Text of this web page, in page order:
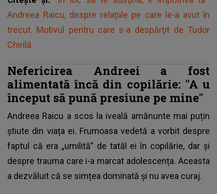
Andreea Raicu, despre relațiile pe care le-a avut în
trecut. Motivul pentru care s-a despărțit de Tudor
Chirilă
Nefericirea Andreei a fost
alimentată încă din copilărie: "A u
început să pună presiune pe mine"
Andreea Raicu a scos la iveală amănunte mai puțin
știute din viața ei. Frumoasa vedetă a vorbit despre
faptul că era „umilită” de tatăl ei în copilărie, dar și
despre trauma care i-a marcat adolescența. Aceasta
a dezvăluit că se simțea dominată și nu avea curaj.